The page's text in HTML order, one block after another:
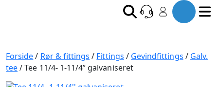
Forside/ Rør & fittings / Fittings / Gevindfittings / Galv.
tee/ Tee 11/4- 1-11/4” galvaniseret